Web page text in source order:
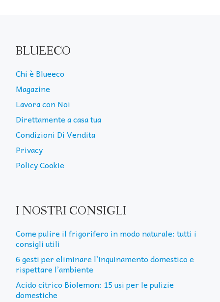
BLUEECO
Chi è Blueeco
Magazine
Lavora con Noi
Direttamente a casa tua
Condizioni Di Vendita
Privacy
Policy Cookie
I NOSTRI CONSIGLI
Come pulire il frigorifero in modo naturale: tutti i
consigli utili
6 gesti per eliminare l’inquinamento domestico e
rispettare l’ambiente
Acido citrico Biolemon: 15 usi per le pulizie
domestiche